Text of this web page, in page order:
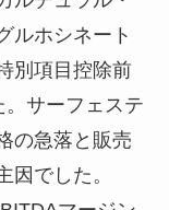
ルホシネート
別項目控除前
サーフェステ
の急落と販売
因でした。